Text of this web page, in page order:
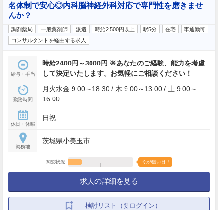
名体制で安心◎内科脳神経外科対応で専門性を磨きませ
んか？
調剤薬局 一般薬剤師 派遣 時給2,500円以上 駅5分 在宅
車通勤可
コンサルタントを経由する求人
給与・手当
時給2400円～3000円 ※あなたのご経験、能力を考慮
して決定いたします。お気軽にご相談ください！
勤務時間
月火水金 9:00～18:30 / 木 9:00～13:00 / 土 9:00～
16:00
休日・休暇
日祝
勤務地
茨城県小美玉市
閲覧状況 今が狙い目！
求人の詳細を見る
検討リスト（要ログイン）